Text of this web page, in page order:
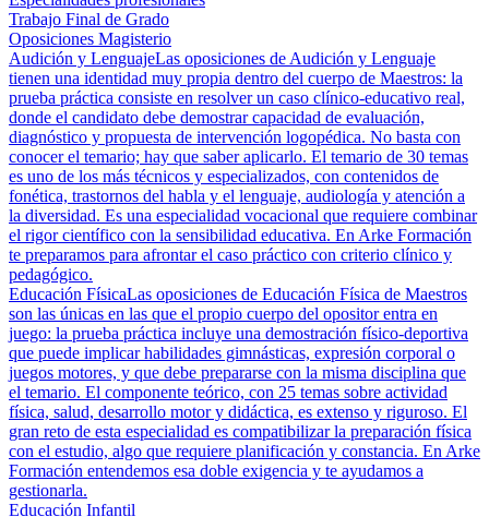
Trabajo Final de Grado
Oposiciones Magisterio
Audición y LenguajeLas oposiciones de Audición y Lenguaje
tienen una identidad muy propia dentro del cuerpo de Maestros: la
prueba práctica consiste en resolver un caso clínico-educativo real,
donde el candidato debe demostrar capacidad de evaluación,
diagnóstico y propuesta de intervención logopédica. No basta con
conocer el temario; hay que saber aplicarlo. El temario de 30 temas
es uno de los más técnicos y especializados, con contenidos de
fonética, trastornos del habla y el lenguaje, audiología y atención a
la diversidad. Es una especialidad vocacional que requiere combinar
el rigor científico con la sensibilidad educativa. En Arke Formación
te preparamos para afrontar el caso práctico con criterio clínico y
pedagógico.
Educación FísicaLas oposiciones de Educación Física de Maestros
son las únicas en las que el propio cuerpo del opositor entra en
juego: la prueba práctica incluye una demostración físico-deportiva
que puede implicar habilidades gimnásticas, expresión corporal o
juegos motores, y que debe prepararse con la misma disciplina que
el temario. El componente teórico, con 25 temas sobre actividad
física, salud, desarrollo motor y didáctica, es extenso y riguroso. El
gran reto de esta especialidad es compatibilizar la preparación física
con el estudio, algo que requiere planificación y constancia. En Arke
Formación entendemos esa doble exigencia y te ayudamos a
gestionarla.
Educación Infantil